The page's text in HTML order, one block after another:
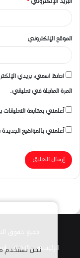
الموقع الإلكتروني
احفظ اسمي، بريدي
المرة المقبلة في تعليقي.
أعلمني بمتابعة التعليقات
أعلمني بالمواضيع
جميع حقوق
الرئيسية
الاخبار
نحن نستخدم